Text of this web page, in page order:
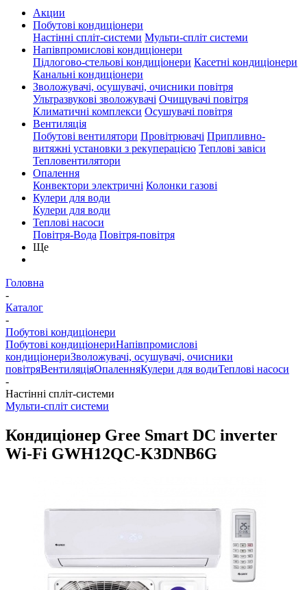
Акции
Побутові кондиціонери
Настінні спліт-системи Мульти-спліт системи
Напівпромислові кондиціонери
Підлогово-стельові кондиціонери Касетні кондиціонери
Канальні кондиціонери
Зволожувачі, осушувачі, очисники повітря
Ультразвукові зволожувачі Очищувачі повітря
Климатичні комплекси Осушувачі повітря
Вентиляція
Побутові вентилятори Провітрювачі Припливно-
витяжні установки з рекуперацією Теплові завіси
Тепловентилятори
Опалення
Конвектори электричні Колонки газові
Кулери для води
Кулери для води
Теплові насоси
Повітря-Вода Повітря-повітря
Ще
Головна
-
Каталог
-
Побутові кондиціонери
Побутові кондиціонериНапівпромислові
кондиціонериЗволожувачі, осушувачі, очисники
повітряВентиляціяОпаленняКулери для водиТеплові насоси
-
Настінні спліт-системи
Мульти-спліт системи
Кондиціонер Gree Smart DC inverter
Wi-Fi GWH12QC-K3DNB6G